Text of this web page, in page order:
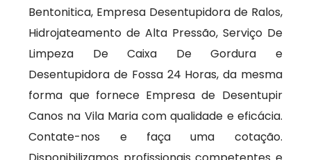
Bentonitica, Empresa Desentupidora de Ralos,
Hidrojateamento de Alta Pressão, Serviço De
Limpeza De Caixa De Gordura e
Desentupidora de Fossa 24 Horas, da mesma
forma que fornece Empresa de Desentupir
Canos na Vila Maria com qualidade e eficácia.
Contate-nos e faça uma cotação.